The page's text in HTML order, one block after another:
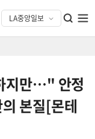
지만…" 안정
본질[몬테